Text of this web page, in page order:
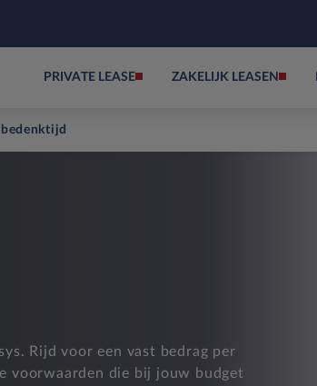
PRIVATE LEASE ZAKELIJK LEASEN
Rijd voor een vast bedrag per
voorwaarden die bij jouw budget